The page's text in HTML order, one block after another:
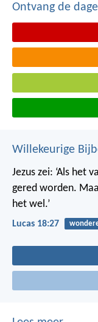
Ontvang de
Willekeurige
Jezus zei: ‘Als het
gered worden.
het wel.’
Lucas 18:27